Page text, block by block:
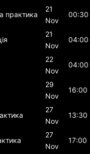
практика
21
Nov
00:30
21
Nov
04:00
22
Nov
04:00
29
Nov
16:00
27
Nov
13:30
27
Nov
17:00